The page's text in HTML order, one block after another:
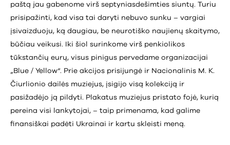
paštą jau gabenome virš septyniasdešimties siuntų. Turiu
prisipažinti, kad visa tai daryti nebuvo sunku – vargiai
įsivaizduoju, ką daugiau, be neurotiško naujienų skaitymo,
būčiau veikusi. Iki šiol surinkome virš penkiolikos
tūkstančių eurų, visus pinigus pervedame organizacijai
„Blue / Yellow“. Prie akcijos prisijungė ir Nacionalinis M. K.
Čiurlionio dailės muziejus, įsigijo visą kolekciją ir
pasižadėjo ją pildyti. Plakatus muziejus pristato fojė, kurią
pereina visi lankytojai, – taip primenama, kad galime
finansiškai padėti Ukrainai ir kartu skleisti meną.